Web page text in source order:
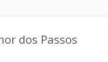
dos Passos